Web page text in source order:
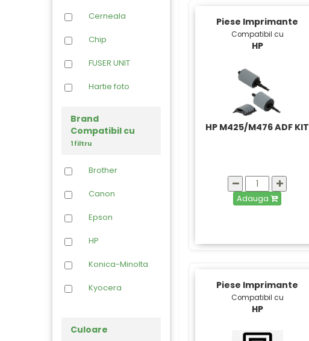
Cerneala
Chip
FUSER UNIT
Hartie foto
OPC
Imprimante
Toner Refil
Brand
Compatibil cu
1 filtru
Brother
Canon
Epson
HP
Konica-Minolta
Kyocera
OCE
Culoare
Piese Imprimante
Compatibil cu
HP
HP M425/M476 ADF KIT
Adauga
Piese Imprimante
Compatibil cu
HP